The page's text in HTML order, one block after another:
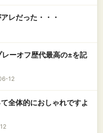
レだった・・・
レーオフ歴代最高の±を記
12
全体的におしゃれですよ